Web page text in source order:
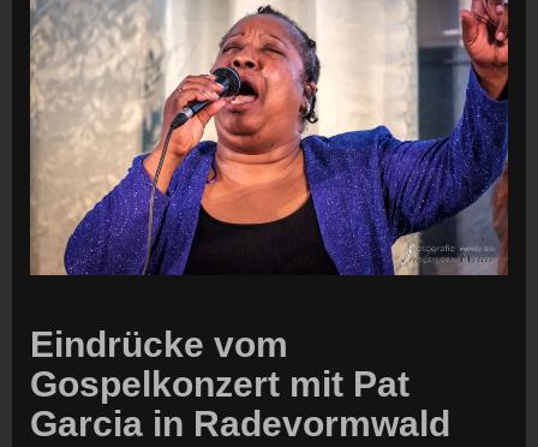
Eindrücke vom
Gospelkonzert mit Pat
Garcia in Radevormwald